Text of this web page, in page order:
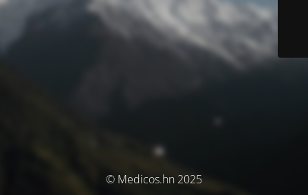
© Medicos.hn 2025